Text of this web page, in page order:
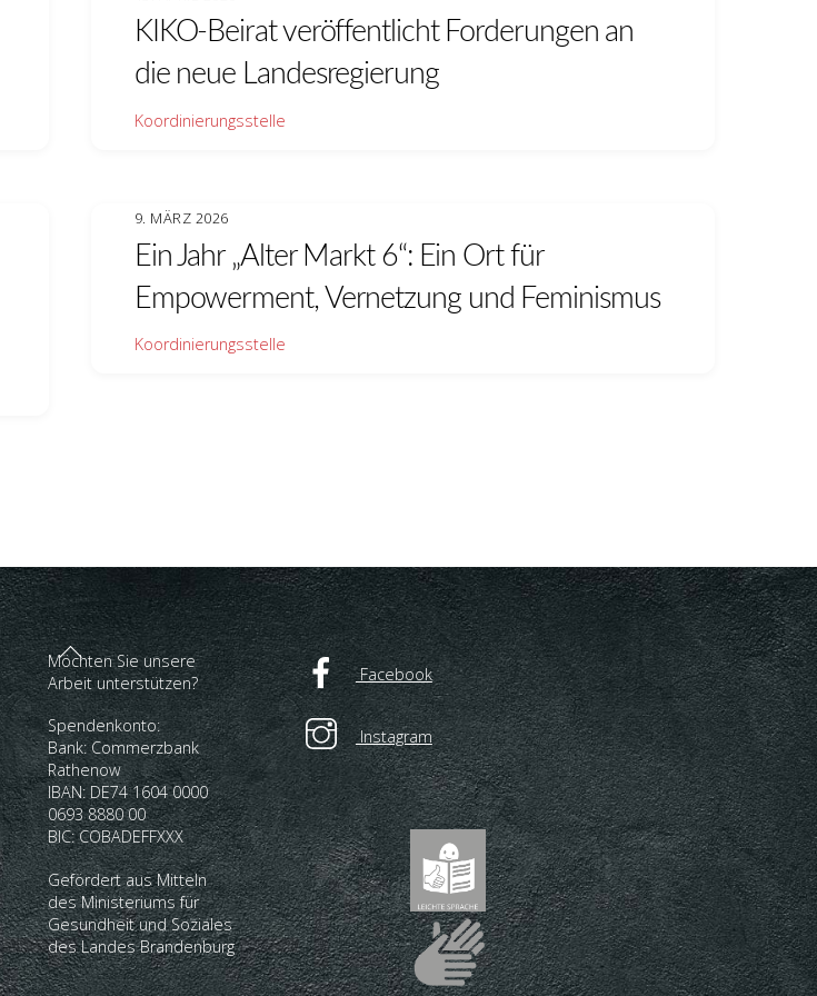
KIKO-Beirat veröffentlicht Forderungen an
die neue Landesregierung
Koordinierungsstelle
9. MÄRZ 2026
Ein Jahr „Alter Markt 6“: Ein Ort für
Empowerment, Vernetzung und Feminismus
Koordinierungsstelle
Back
To
Top
Möchten Sie unsere
Arbeit unterstützen?
Spendenkonto:
Bank: Commerzbank
Rathenow
IBAN: DE74 1604 0000
0693 8880 00
BIC: COBADEFFXXX
Gefördert aus Mitteln
des Ministeriums für
Gesundheit und Soziales
des Landes Brandenburg
Facebook
Instagram